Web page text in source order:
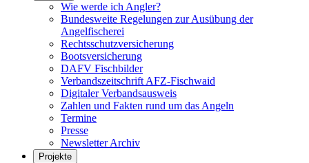
Wie werde ich Angler?
Bundesweite Regelungen zur Ausübung der
Angelfischerei
Rechtsschutzversicherung
Bootsversicherung
DAFV Fischbilder
Verbandszeitschrift AFZ-Fischwaid
Digitaler Verbandsausweis
Zahlen und Fakten rund um das Angeln
Termine
Presse
Newsletter Archiv
Projekte